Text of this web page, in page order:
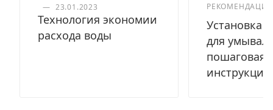
— 23.01.2023
Технология экономии
расхода воды
РЕКОМЕНДАЦИИ
Установка
для
пошаговая
инструкция